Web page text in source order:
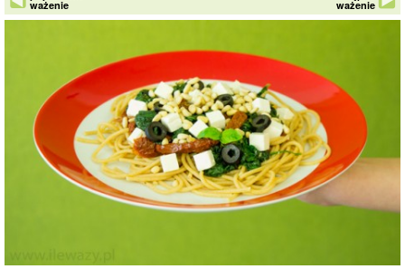
Słownik
O stronie
Kontakt
ważenie ważenie